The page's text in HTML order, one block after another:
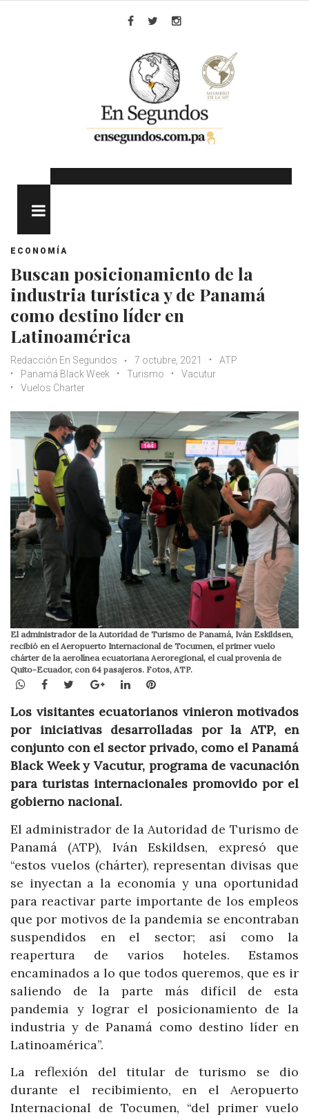
ECONOMÍA
Buscan posicionamiento de la
industria turística y de Panamá
como destino líder en
Latinoamérica
Redacción En Segundos 7 octubre, 2021
ATP
Panamá Black Week
Turismo
Vacutur
Vuelos Charter
El administrador de la Autoridad de Turismo de Panamá, Iván Eskildsen,
recibió en el Aeropuerto Internacional de Tocumen, el primer vuelo
chárter de la aerolínea ecuatoriana Aeroregional, el cual provenía de
Quito-Ecuador, con 64 pasajeros. Fotos, ATP.
WhatsApp
Facebook
TwitterGoogle+LinkedInPinterest
Los visitantes ecuatorianos vinieron motivados
por iniciativas desarrolladas por la ATP, en
conjunto con el sector privado, como el Panamá
Black Week y Vacutur, programa de vacunación
para turistas internacionales promovido por el
gobierno nacional.
El administrador de la Autoridad de Turismo de
Panamá (ATP), Iván Eskildsen, expresó que
“estos vuelos (chárter), representan divisas que
se inyectan a la economía y una oportunidad
para reactivar parte importante de los empleos
que por motivos de la pandemia se encontraban
suspendidos en el sector; así como la
reapertura de varios hoteles. Estamos
encaminados a lo que todos queremos, que es ir
saliendo de la parte más difícil de esta
pandemia y lograr el posicionamiento de la
industria y de Panamá como destino líder en
Latinoamérica”.
La reflexión del titular de turismo se dio
durante el recibimiento, en el Aeropuerto
Internacional de Tocumen, “del primer vuelo